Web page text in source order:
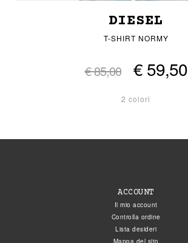
DIESEL
T-SHIRT NORMY
€ 85,00 € 59,50
2 colori
ACCOUNT
Il mio account
Controlla ordine
Lista desideri